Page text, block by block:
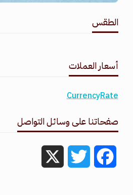
الطقس
أسعار العملات
CurrencyRate
صفحاتنا على وسائل التواصل
Facebook
Twitter